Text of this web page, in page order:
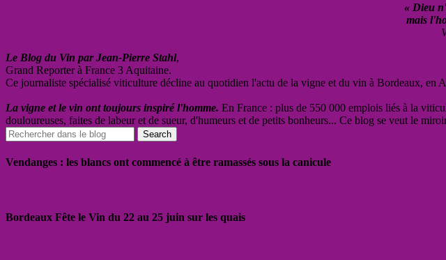
« Dieu
mais
Le Blog du Vin par Jean-Pierre Stahl,
Grand Reporter à France 3 Aquitaine.
Ce journaliste spécialisé viticulture décline au quotidien l'actu de la vigne et du vin à Bordeaux, en
La vigne et le vin ont toujours inspiré l'homme. En France : plus de 550 000 emplois liés à la
douloureuses, faites de labeur et de sueur, d'humeurs et de petits bonheurs... Ce blog se veut le
Vendanges : les blancs ont commencé à être ramassés sous la canicule
Bordeaux Fête le Vin du 22 au 25 juin sur les quais